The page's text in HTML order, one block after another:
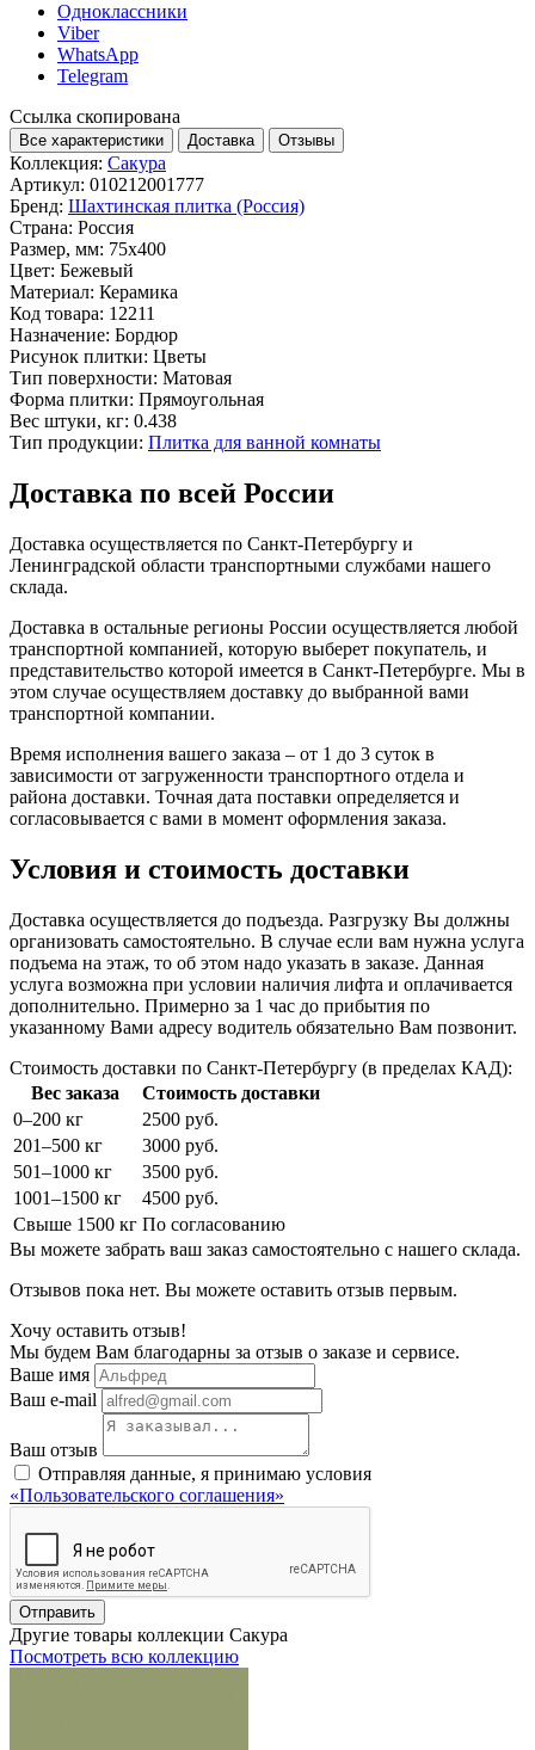
Одноклассники
Viber
WhatsApp
Telegram
Ссылка скопирована
Все характеристики Доставка Отзывы
Коллекция: Сакура
Артикул: 010212001777
Бренд: Шахтинская плитка (Россия)
Страна: Россия
Размер, мм: 75x400
Цвет: Бежевый
Материал: Керамика
Код товара: 12211
Назначение: Бордюр
Рисунок плитки: Цветы
Тип поверхности: Матовая
Форма плитки: Прямоугольная
Вес штуки, кг: 0.438
Тип продукции: Плитка для ванной комнаты
Доставка по всей России
Доставка осуществляется по Санкт-Петербургу и
Ленинградской области транспортными службами нашего
склада.
Доставка в остальные регионы России осуществляется любой
транспортной компанией, которую выберет покупатель, и
представительство которой имеется в Санкт-Петербурге. Мы в
этом случае осуществляем доставку до выбранной вами
транспортной компании.
Время исполнения вашего заказа – от 1 до 3 суток в
зависимости от загруженности транспортного отдела и
района доставки. Точная дата поставки определяется и
согласовывается с вами в момент оформления заказа.
Условия и стоимость доставки
Доставка осуществляется до подъезда. Разгрузку Вы должны
организовать самостоятельно. В случае если вам нужна услуга
подъема на этаж, то об этом надо указать в заказе. Данная
услуга возможна при условии наличия лифта и оплачивается
дополнительно. Примерно за 1 час до прибытия по
указанному Вами адресу водитель обязательно Вам позвонит.
Стоимость доставки по Санкт-Петербургу (в пределах КАД):
Вес заказа
Стоимость доставки
0–200 кг
2500 руб.
201–500 кг
3000 руб.
501–1000 кг
3500 руб.
1001–1500 кг
4500 руб.
Свыше 1500 кг По согласованию
Вы можете забрать ваш заказ самостоятельно с нашего склада.
Отзывов пока нет. Вы можете оставить отзыв первым.
Хочу оставить отзыв!
Мы будем Вам благодарны за отзыв о заказе и сервисе.
Ваше имя
Ваш e-mail
Ваш отзыв
Отправляя данные, я принимаю условия
«Пользовательского соглашения»
Отправить
Другие товары коллекции Сакура
Посмотреть всю коллекцию